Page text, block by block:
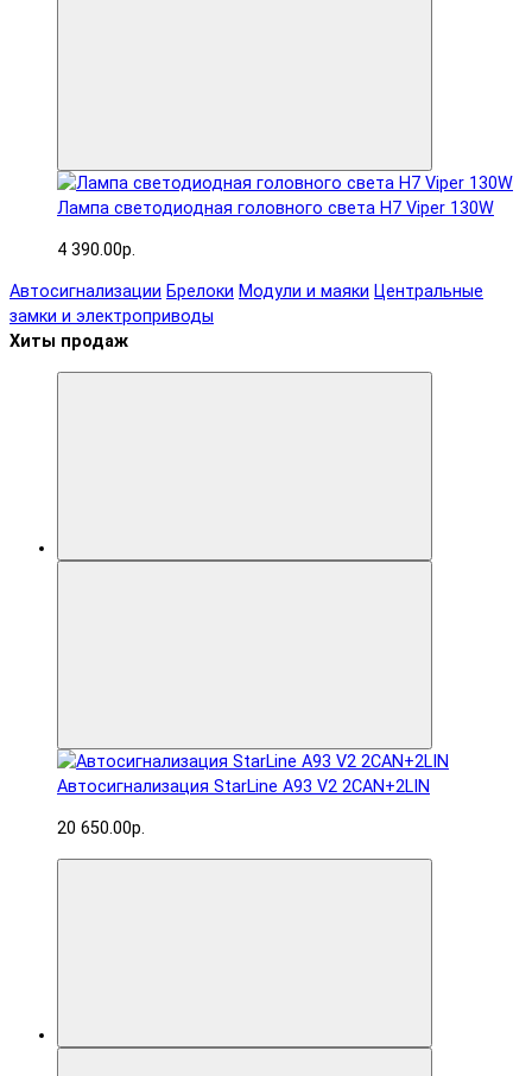
Лампа светодиодная головного света H7 Viper 130W
4 390.00р.
Автосигнализации Брелоки Модули и маяки Центральные
замки и электроприводы
Хиты продаж
Автосигнализация StarLine A93 V2 2CAN+2LIN
20 650.00р.